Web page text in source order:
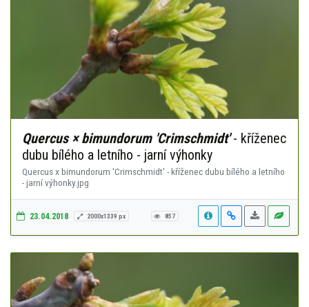
Quercus × bimundorum 'Crimschmidt'- kříženec
dubu bílého a letního - jarní výhonky
Quercus x bimundorum 'Crimschmidt' - kříženec dubu bílého a letního
- jarní výhonky.jpg
23.04.2018 2000x1339 px 857